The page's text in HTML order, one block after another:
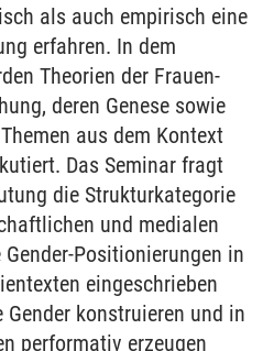
als auch empirisch eine
erfahren. In dem
Theorien der Frauen-
deren Genese sowie
aus dem Kontext
Das Seminar fragt
die Strukturkategorie
und medialen
Positionierungen in
eingeschrieben
Gender konstruieren und in
performativ erzeugen